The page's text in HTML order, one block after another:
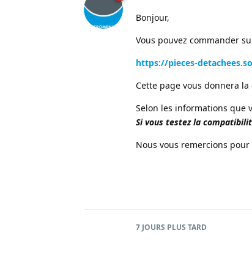
Bonjour,
Vous pouvez commander
https://pieces-
Cette page vous donnera
Selon les informations que
Si vous testez la
Nous vous remercions
7 JOURS PLUS TARD